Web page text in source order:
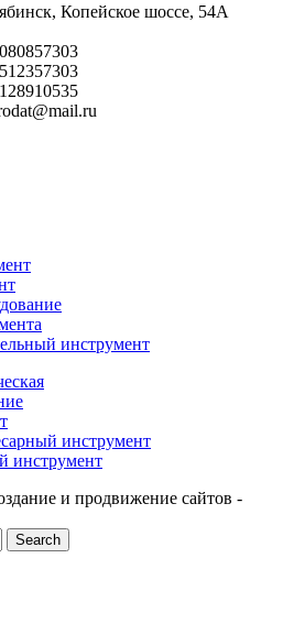
Копейское шоссе, 54А
инструмент
инструмент
инструмент
и продвижение сайтов -
Search